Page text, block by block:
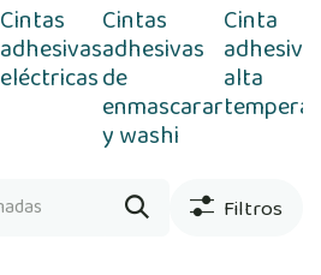
Cintas
adhesivas
eléctricas
Cintas
adhesivas
de
enmascarar
y washi
Cinta
alta
Filtros